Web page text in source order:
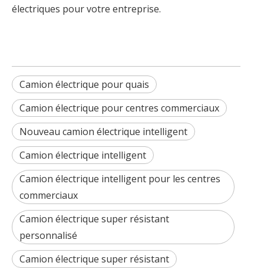
électriques pour votre entreprise.
Camion électrique pour quais
Camion électrique pour centres commerciaux
Nouveau camion électrique intelligent
Camion électrique intelligent
Camion électrique intelligent pour les centres
commerciaux
Camion électrique super résistant
personnalisé
Camion électrique super résistant